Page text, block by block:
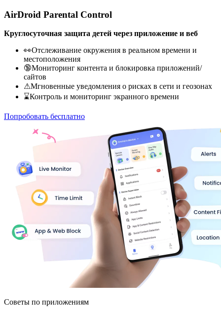
AirDroid Parental Control
Круглосуточная защита детей через приложение и веб
👀Отслеживание окружения в реальном времени и
местоположения
🔞Мониторинг контента и блокировка приложений/
сайтов
⚠Мгновенные уведомления о рисках в сети и геозонах
⌛Контроль и мониторинг экранного времени
Попробовать бесплатно
Советы по приложениям